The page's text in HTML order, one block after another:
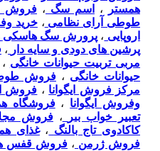
همستر
، اسم سگ ، فروش
طوطی آرای نظامی ،خرید
اروپایی ،پرورش سگ هاسکی
پرشین های دودی و سایه دار ،
مربی تربیت حیوانات خانگی
حیوانات خانگی ، فروش
مرکز فروش ایگوانا ، فروش
وفروش ایگوانا ،فروشگاه
تعبیر خواب ببر
،فروش
کاکادوی تاج بالنگ ،غذای
فروش ژرمن ، فروش قفس